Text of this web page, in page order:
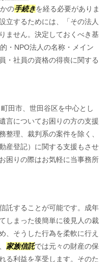
の手続きを経る必要がありま
立するためには、「その法人
ません。決定しておくべき基
・NPO法人の名称・メイン
・社員の資格の得喪に関する
田市、世田谷区を中心とし
言についてお困りの方の支援
整理、裁判系の案件を除く、
産登記）に関する支援もさせ
困りの際はお気軽に当事務所
託することが可能です。成年
しまった後簡単に後見人の裁
、そうした行為を柔軟に行え
家族信託では元々の財産の保
る利益を享受します。そのた